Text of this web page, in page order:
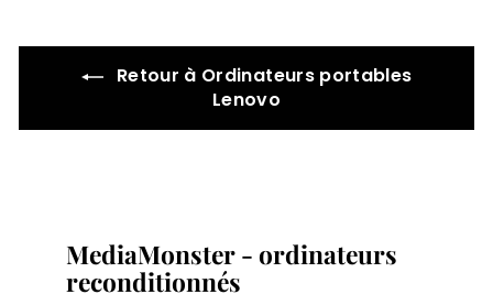
Retour à Ordinateurs portables
Lenovo
MediaMonster - ordinateurs
reconditionnés